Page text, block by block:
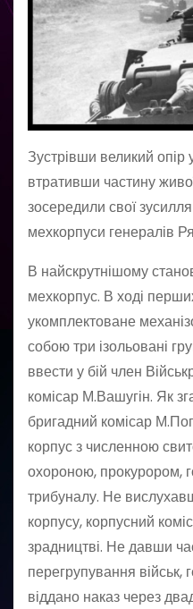
Зустрівши великий
втративши частину
зосередили свої
мехкорпуси генералів
В найскрутнішому
мехкорпус. В ході
укомплектоване
собою три ізольовані
ввести у бій член
комісар М.Вашугін. Як
бригадний комісар
корпус з численною
охороною, прокурором,
трибуналу. Не
корпусу, корпусний
зрадництві. Не давши
перегрупування
віддано наказ через